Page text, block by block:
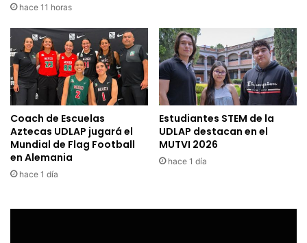
hace 11 horas
Coach de Escuelas
Aztecas UDLAP jugará el
Mundial de Flag Football
en Alemania
hace 1 día
Estudiantes STEM de la
UDLAP destacan en el
MUTVI 2026
hace 1 día